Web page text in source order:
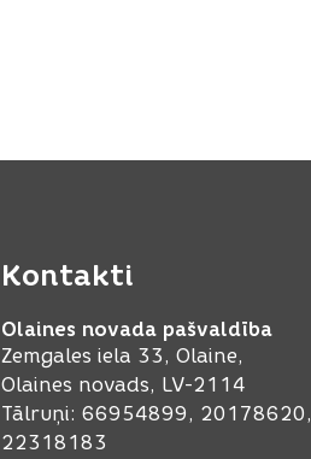
Kontakti
Olaines novada pašvaldība
Zemgales iela 33, Olaine,
Olaines novads, LV-2114
Tālruņi: 66954899, 20178620,
22318183